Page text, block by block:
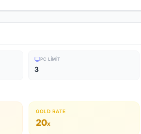
PC LIMIT
3
GOLD RATE
20x